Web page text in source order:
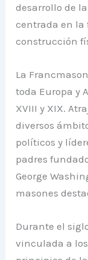
desarrollo de
centrada en la
construcción
La
toda Europa y
XVIII y XIX.
diversos
políticos y
padres
George
masones
Durante el
vinculada a